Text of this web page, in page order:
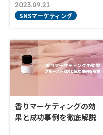
2023.09.21
SNSマーケティング
香りマーケティングの効
果と成功事例を徹底解説